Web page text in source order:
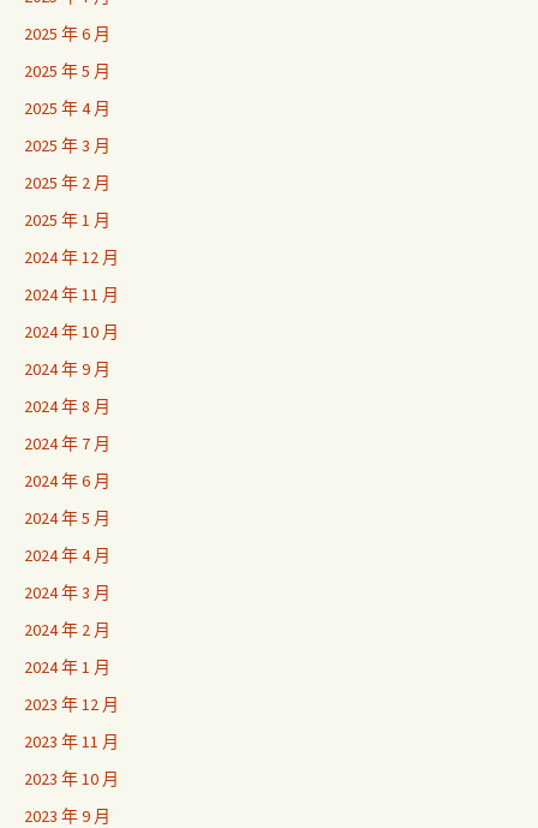
2025 年 6 月
2025 年 5 月
2025 年 4 月
2025 年 3 月
2025 年 2 月
2025 年 1 月
2024 年 12 月
2024 年 11 月
2024 年 10 月
2024 年 9 月
2024 年 8 月
2024 年 7 月
2024 年 6 月
2024 年 5 月
2024 年 4 月
2024 年 3 月
2024 年 2 月
2024 年 1 月
2023 年 12 月
2023 年 11 月
2023 年 10 月
2023 年 9 月